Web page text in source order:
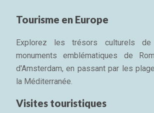
Tourisme en Europe
Explorez les trésors culturels de
monuments emblématiques de
d'Amsterdam, en passant par les
la Méditerranée.
Visites touristiques